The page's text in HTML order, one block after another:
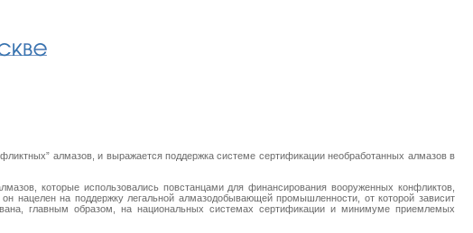
алмазов, и выражается поддержка системе сертификации необработанных алмазов в
которые использовались повстанцами для финансирования вооруженных конфликтов,
нацелен на поддержку легальной алмазодобывающей промышленности, от которой зависит
главным образом, на национальных системах сертификации и минимуме приемлемых